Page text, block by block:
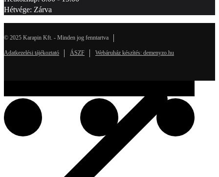
Hétvége: Zárva
© 2025 Karapin Kft. - Minden jog fenntartva
Adatkezelési tájékoztató ÁSZF Webáruház készítés: demenyzo.hu